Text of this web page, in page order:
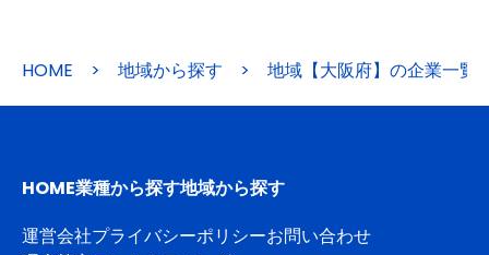
HOME > 地域から探す > 地域【大阪府】の企業一覧
HOME業種から探す地域から探す
運営会社プライバシーポリシーお問い合わせ